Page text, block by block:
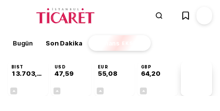
Bugün Son Dakika Finans EKSTRA
BIST
13.703,13
USD
47,59
EUR
55,08
GBP
64,20